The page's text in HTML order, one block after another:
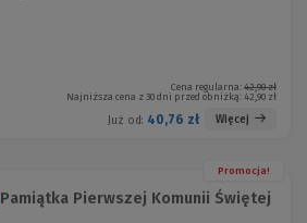
Cena regularna: 42,90 zł
Najniższa cena z 30 dni przed obniżką: 42,90 zł
Już od: 40,76 zł Więcej
Promocja!
Pamiątka Pierwszej Komunii Świętej